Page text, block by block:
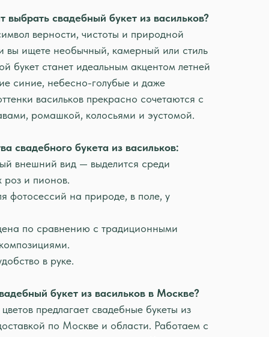
выбрать свадебный букет из васильков?
верности, чистоты и природной
вы ищете необычный, камерный или стиль
букет станет идеальным акцентом летней
синие, небесно-голубые и даже
васильков прекрасно сочетаются с
ромашкой, колосьями и эустомой.
свадебного букета из васильков:
внешний вид — выделится среди
роз и пионов.
фотосессий на природе, в поле, у
по сравнению с традиционными
в руке.
букет из васильков в Москве?
предлагает свадебные букеты из
по Москве и области. Работаем с